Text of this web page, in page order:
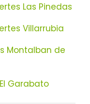
Las Pinedas
Villarrubia
Montalban de
Garabato